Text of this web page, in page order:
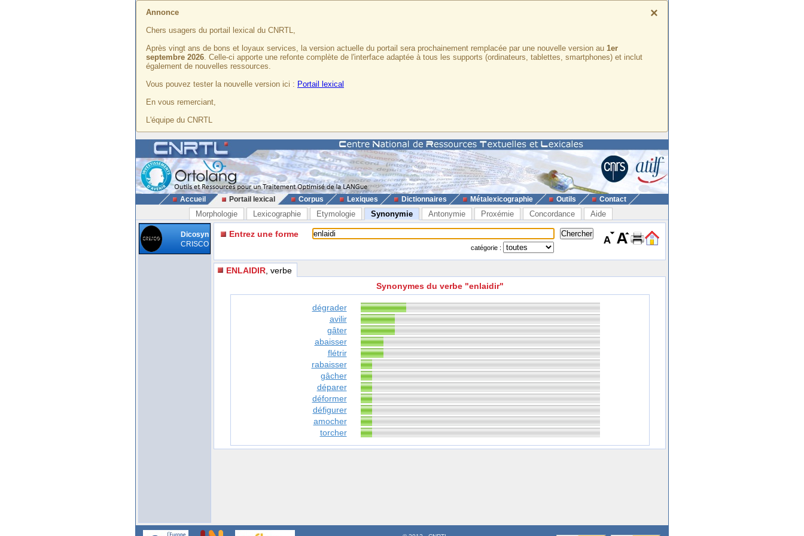
×
Annonce
Chers usagers du portail lexical du CNRTL,
Après vingt ans de bons et loyaux services, la version actuelle du portail sera prochainement remplacée par une nouvelle version au 1er
septembre 2026. Celle-ci apporte une refonte complète de l'interface adaptée à tous les supports (ordinateurs, tablettes, smartphones) et inclut
également de nouvelles ressources.
Vous pouvez tester la nouvelle version ici : Portail lexical
En vous remerciant,
L'équipe du CNRTL
Accueil Portail lexical Corpus Lexiques Dictionnaires Métalexicographie Outils Contact
Morphologie Lexicographie Etymologie Synonymie Antonymie Proxémie Concordance Aide
Dicosyn
CRISCO
Entrez une forme
catégorie :
ENLAIDIR , verbe
Synonymes du verbe "enlaidir"
dégrader
avilir
gâter
abaisser
flétrir
rabaisser
gâcher
déparer
déformer
défigurer
amocher
torcher